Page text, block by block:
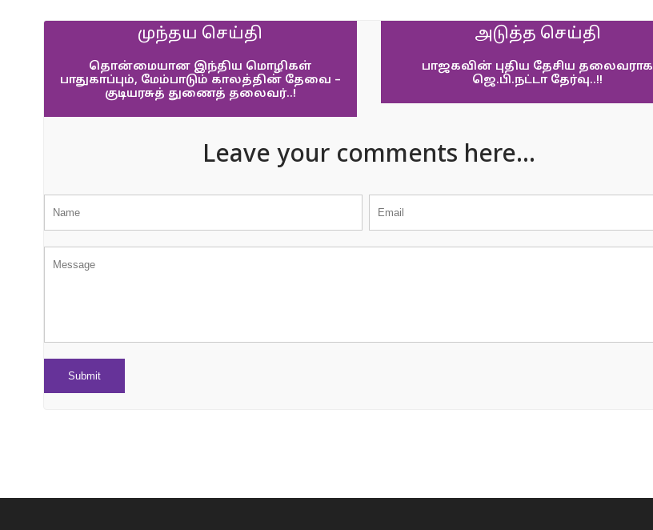
முந்தய செய்தி
தொன்மையான இந்திய மொழிகள்
பாதுகாப்பும், மேம்பாடும் காலத்தின் தேவை –
குடியரசுத் துணைத் தலைவர்..!
அடுத்த செய்தி
பாஜகவின் புதிய தேசிய தலைவராக
ஜெ.பி.நட்டா தேர்வு..!!
Leave your comments here...